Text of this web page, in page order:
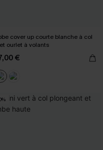
cover up courte blanche à col
ourlet à volants
€